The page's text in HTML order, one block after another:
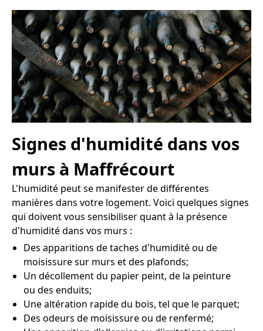
Signes d'humidité dans vos
murs à Maffrécourt
L'humidité peut se manifester de différentes
manières dans votre logement. Voici quelques signes
qui doivent vous sensibiliser quant à la présence
d'humidité dans vos murs :
Des apparitions de taches d'humidité ou de
moisissure sur murs et des plafonds;
Un décollement du papier peint, de la peinture
ou des enduits;
Une altération rapide du bois, tel que le parquet;
Des odeurs de moisissure ou de renfermé;